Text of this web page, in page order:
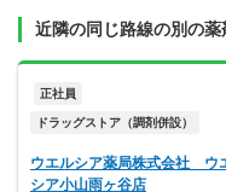
近隣の同じ路線の別の薬
正社員
ドラッグストア（調剤併設）
ウエルシア薬局株式会社 ウ
シア小山雨ヶ谷店